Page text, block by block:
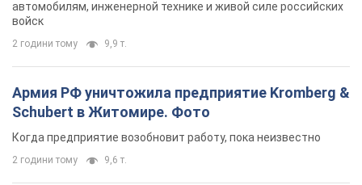
автомобилям, инженерной технике и живой силе российских
войск
2 години тому 9,9 т.
Армия РФ уничтожила предприятие Kromberg &
Schubert в Житомире. Фото
Когда предприятие возобновит работу, пока неизвестно
2 години тому 9,6 т.